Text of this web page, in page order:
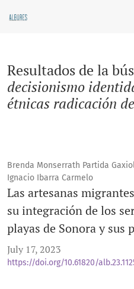
Resultados de la
decisionismo
étnicas radicación
Brenda Monserrath Partida
Ignacio Ibarra Carmelo
Las artesanas
su integración de los
playas de Sonora y sus
July 17, 2023
https://doi.org/10.61820/